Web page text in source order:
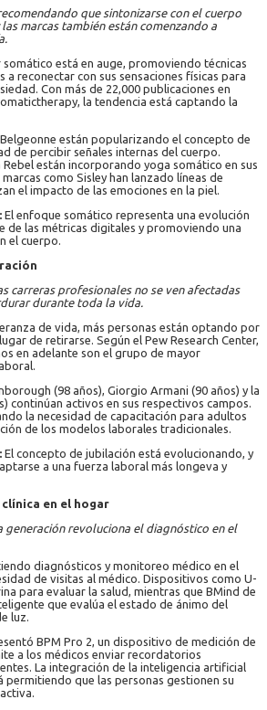
que sintonizarse con el cuerpo
marcas también están comenzando a
está en auge, promoviendo técnicas
a reconectar con sus sensaciones físicas para
Con más de 22,000 publicaciones en
la tendencia está captando la
están popularizando el concepto de
de percibir señales internas del cuerpo.
están incorporando yoga somático en sus
como Sisley han lanzado líneas de
el impacto de las emociones en la piel.
El enfoque somático representa una evolución
de las métricas digitales y promoviendo una
el cuerpo.
carreras profesionales no se ven afectadas
durante toda la vida.
de vida, más personas están optando por
de retirarse. Según el Pew Research Center,
en adelante son el grupo de mayor
(98 años), Giorgio Armani (90 años) y la
continúan activos en sus respectivos campos.
la necesidad de capacitación para adultos
de los modelos laborales tradicionales.
El concepto de jubilación está evolucionando, y
a una fuerza laboral más longeva y
en el hogar
generación revoluciona el diagnóstico en el
diagnósticos y monitoreo médico en el
de visitas al médico. Dispositivos como U-
para evaluar la salud, mientras que BMind de
que evalúa el estado de ánimo del
luz.
BPM Pro 2, un dispositivo de medición de
a los médicos enviar recordatorios
La integración de la inteligencia artificial
permitiendo que las personas gestionen su